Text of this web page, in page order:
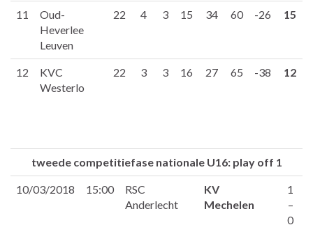
11
Oud-
Heverlee
Leuven
22 4 3 15 34 60 -26 15
12
KVC
Westerlo
22 3 3 16 27 65 -38 12
tweede competitiefase nationale U16: play off 1
10/03/2018 15:00
RSC
Anderlecht
KV
Mechelen
1
–
0